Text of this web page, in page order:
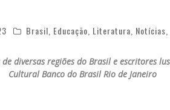
Brasil Educação Literatura Notícias
diversas regiões do Brasil e escritores
Cultural Banco do Brasil Rio de Janeiro